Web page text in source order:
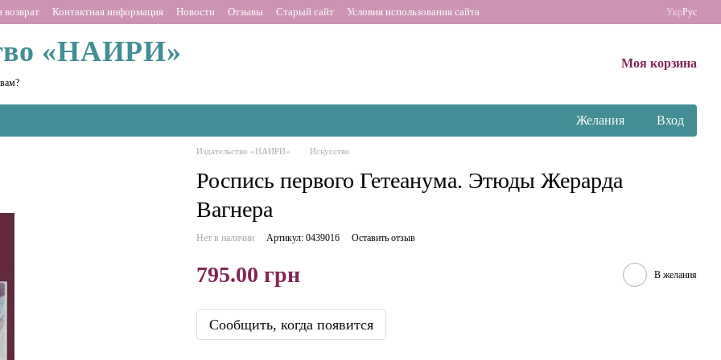
Контактная информация Новости Отзывы Старый сайт Условия использования сайта УкрРус
«НАИРИ» Моя корзина
Желания Вход
Издательство «НАИРИ» Искусство
Роспись первого Гетеанума. Этюды Жерарда
Вагнера
Нет в наличии Артикул: 0439016 Оставить отзыв
795.00 грн В желания
Сообщить, когда появится